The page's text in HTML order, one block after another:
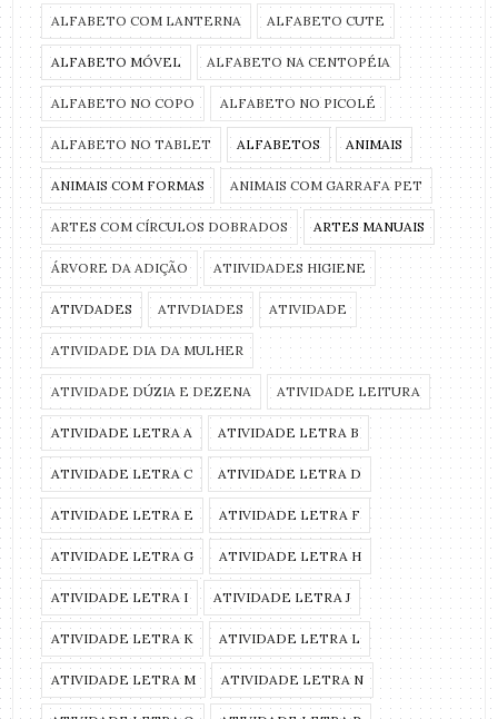
ALFABETO COM LANTERNA ALFABETO CUTE
ALFABETO MÓVEL ALFABETO NA CENTOPÉIA
ALFABETO NO COPO ALFABETO NO PICOLÉ
ALFABETO NO TABLET ALFABETOS ANIMAIS
ANIMAIS COM FORMAS ANIMAIS COM GARRAFA PET
ARTES COM CÍRCULOS DOBRADOS ARTES MANUAIS
ÁRVORE DA ADIÇÃO ATIIVIDADES HIGIENE
ATIVDADES ATIVDIADES ATIVIDADE
ATIVIDADE DIA DA MULHER
ATIVIDADE DÚZIA E DEZENA ATIVIDADE LEITURA
ATIVIDADE LETRA A ATIVIDADE LETRA B
ATIVIDADE LETRA C ATIVIDADE LETRA D
ATIVIDADE LETRA E ATIVIDADE LETRA F
ATIVIDADE LETRA G ATIVIDADE LETRA H
ATIVIDADE LETRA I ATIVIDADE LETRA J
ATIVIDADE LETRA K ATIVIDADE LETRA L
ATIVIDADE LETRA M ATIVIDADE LETRA N